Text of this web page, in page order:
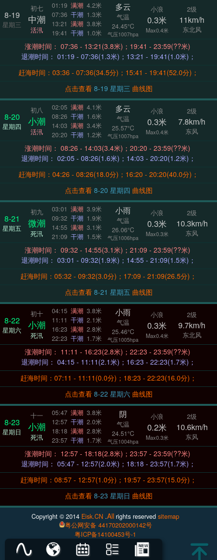
8-19
星期三
初七
中潮
活汛
01:19 满潮 4.2米
07:36 干潮 1.3米
13:21 满潮 3.8米
19:41 干潮 1.0米
多云
气温
24.45°C
气压1007hpa
小浪
0.3米
Max0.4米
2级
11km/h
东北风
涨潮时间： 07:36 - 13:21(3.8米)；19:41 - 23:59(??米)
退潮时间： 01:19 - 07:36(1.3米)；13:21 - 19:41(1.0米)；
赶海时间：03:36 - 07:36(34.5分)；15:41 - 19:41(52.0分)；
点击查看
8-19 星期三 曲线图
8-20
星期四
初八
小潮
活汛
02:05 满潮 4.1米
08:26 干潮 1.6米
14:03 满潮 3.4米
20:20 干潮 1.2米
多云
气温
25.57°C
气压1007hpa
小浪
0.3米
Max0.4米
2级
7.8km/h
东风
涨潮时间： 08:26 - 14:03(3.4米)；20:20 - 23:59(??米)
退潮时间： 02:05 - 08:26(1.6米)；14:03 - 20:20(1.2米)；
赶海时间：04:26 - 08:26(18.0分)；16:20 - 20:20(40.0分)；
点击查看
8-20 星期四 曲线图
8-21
星期五
初九
微潮
死汛
03:01 满潮 3.9米
09:32 干潮 1.9米
14:55 满潮 3.1米
21:09 干潮 1.5米
小雨
气温
26.06°C
气压1006hpa
小浪
0.3米
Max0.3米
2级
10.3km/h
东风
涨潮时间： 09:32 - 14:55(3.1米)；21:09 - 23:59(??米)
退潮时间： 03:01 - 09:32(1.9米)；14:55 - 21:09(1.5米)；
赶海时间：05:32 - 09:32(3.0分)；17:09 - 21:09(26.5分)；
点击查看
8-21 星期五 曲线图
8-22
星期六
初十
小潮
死汛
04:15 满潮 3.8米
11:11 干潮 2.1米
16:23 满潮 2.8米
22:23 干潮 1.7米
小雨
气温
25.46°C
气压1005hpa
小浪
0.3米
Max0.4米
2级
9.7km/h
东北风
涨潮时间： 11:11 - 16:23(2.8米)；22:23 - 23:59(??米)
退潮时间： 04:15 - 11:11(2.1米)；16:23 - 22:23(1.7米)；
赶海时间：07:11 - 11:11(0.0分)；18:23 - 22:23(16.0分)；
点击查看
8-22 星期六 曲线图
8-23
星期日
十一
小潮
死汛
05:47 满潮 3.8米
12:57 干潮 2.0米
18:18 满潮 2.8米
23:57 干潮 1.7米
阴
气温
24.51°C
气压1004hpa
小浪
0.2米
Max0.3米
2级
10.6km/h
东风
涨潮时间： 12:57 - 18:18(2.8米)；23:57 - 23:59(??米)
退潮时间： 05:47 - 12:57(2.0米)；18:18 - 23:57(1.7米)；
赶海时间：08:57 - 12:57(1.0分)；19:57 - 23:57(15.0分)；
点击查看
8-23 星期日 曲线图
Copyright © 2014 Eisk.CN .Allrights reservedsitemap
粤公网安备 44170202000142号
粤ICP备14100453号-1